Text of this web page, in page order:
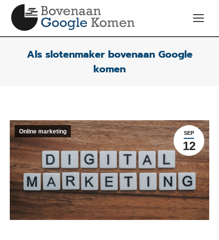
Als slotenmaker bovenaan Google
komen
SEP
12
Online marketing